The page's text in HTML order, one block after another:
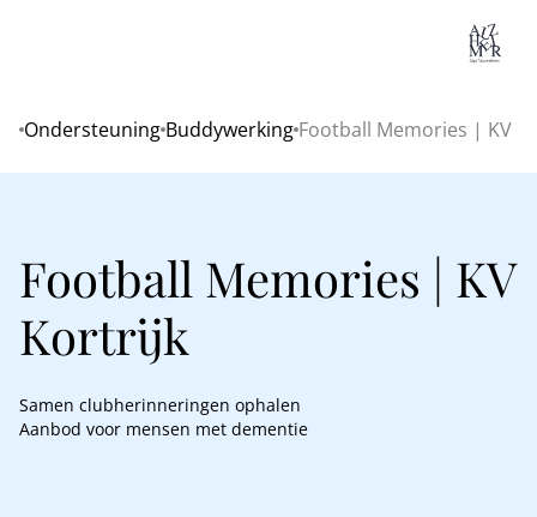
Home
Ondersteuning Buddywerking Football Memories | KV
Football Memories | KV
Kortrijk
Samen clubherinneringen ophalen
Aanbod voor mensen met dementie